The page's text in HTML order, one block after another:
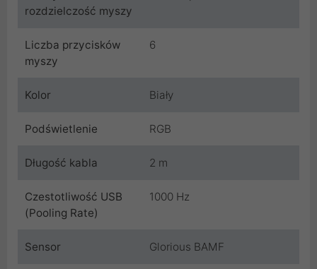
rozdzielczość myszy
Liczba przycisków
myszy
6
Kolor Biały
Podświetlenie RGB
Długość kabla 2 m
Czestotliwość USB
(Pooling Rate)
1000 Hz
Sensor Glorious BAMF